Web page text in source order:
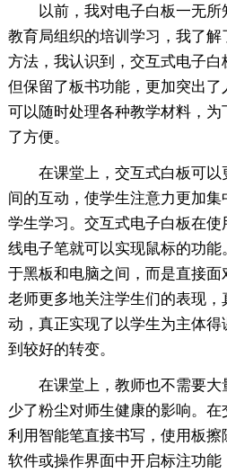
以前，我对电子白板一无
教育局组织的培训学习，我了解
方法，我认识到，交互式电子
但保留了板书功能，更加突出了
可以随时处理各种教学材料，
了方便。
在课堂上，交互式白板可
间的互动，使学生注意力更加
学生学习。交互式电子白板在
线电子笔就可以实现鼠标的功
于黑板和电脑之间，而是直接
老师更多地关注学生们的表现
动，真正实现了以学生为主体
到较好的转变。
在课堂上，教师也不需要
少了粉尘对师生健康的影响。在
利用智能笔直接书写，使用板擦
软件或操作界面中开启标注功